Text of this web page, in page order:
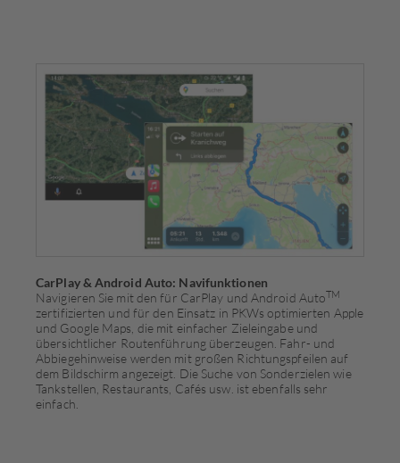
CarPlay & Android Auto: Navifunktionen
Navigieren Sie mit den für CarPlay und Android AutoTM
zertifizierten und für den Einsatz in PKWs optimierten Apple
und Google Maps, die mit einfacher Zieleingabe und
übersichtlicher Routenführung überzeugen. Fahr- und
Abbiegehinweise werden mit großen Richtungspfeilen auf
dem Bildschirm angezeigt. Die Suche von Sonderzielen wie
Tankstellen, Re­staurants, Cafés usw. ist ebenfalls sehr
einfach.